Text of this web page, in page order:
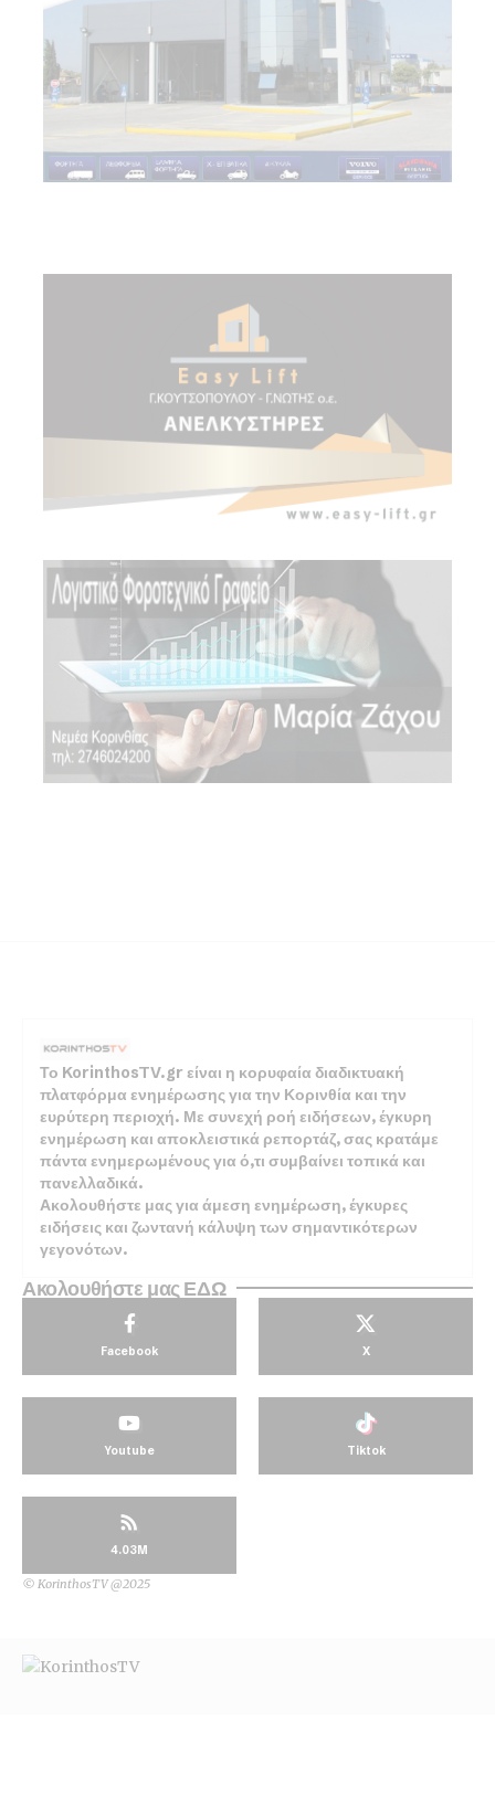
Το KorinthosTV.gr είναι η κορυφαία διαδικτυακή
πλατφόρμα ενημέρωσης για την Κορινθία και την
ευρύτερη περιοχή. Με συνεχή ροή ειδήσεων, έγκυρη
ενημέρωση και αποκλειστικά ρεπορτάζ, σας κρατάμε
πάντα ενημερωμένους για ό,τι συμβαίνει τοπικά και
πανελλαδικά.
Ακολουθήστε μας για άμεση ενημέρωση, έγκυρες
ειδήσεις και ζωντανή κάλυψη των σημαντικότερων
γεγονότων.
Ακολουθήστε μας ΕΔΩ
Facebook X
Youtube Tiktok
4.03M
© KorinthosTV @2025